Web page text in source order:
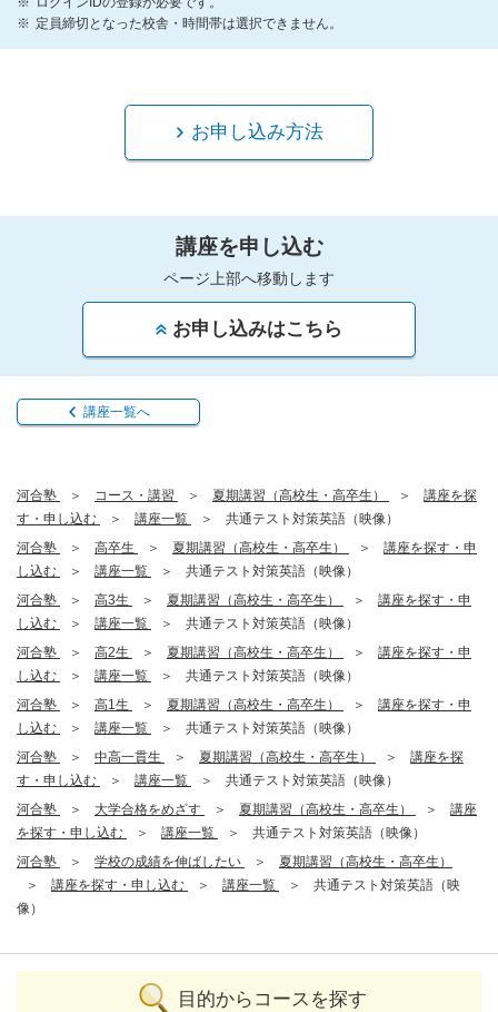
定員締切となった校舎・時間帯は選択できません。
お申し込み方法
講座を申し込む
ページ上部へ移動します
お申し込みはこちら
講座一覧へ
河合塾 コース・講習 夏期講習（高校生・高卒生）
講座を探
す・申し込む
講座一覧
共通テスト対策英語（映像）
河合塾
高卒生 夏期講習（高校生・高卒生）
講座を探す・申
し込む
講座一覧
共通テスト対策英語（映像）
河合塾
高3生 夏期講習（高校生・高卒生）
講座を探す・申
し込む
講座一覧
共通テスト対策英語（映像）
河合塾
高2生 夏期講習（高校生・高卒生）
講座を探す・申
し込む
講座一覧
共通テスト対策英語（映像）
河合塾
高1生 夏期講習（高校生・高卒生）
講座を探す・申
し込む
講座一覧
共通テスト対策英語（映像）
河合塾
中高一貫生 夏期講習（高校生・高卒生）
講座を探
す・申し込む
講座一覧
共通テスト対策英語（映像）
河合塾
大学合格をめざす 夏期講習（高校生・高卒生）
講座
を探す・申し込む
講座一覧
共通テスト対策英語（映像）
河合塾
学校の成績を伸ばしたい
夏期講習（高校生・高卒生）
講座を探す・申し込む
講座一覧
共通テスト対策英語（映
像）
目的からコースを探す